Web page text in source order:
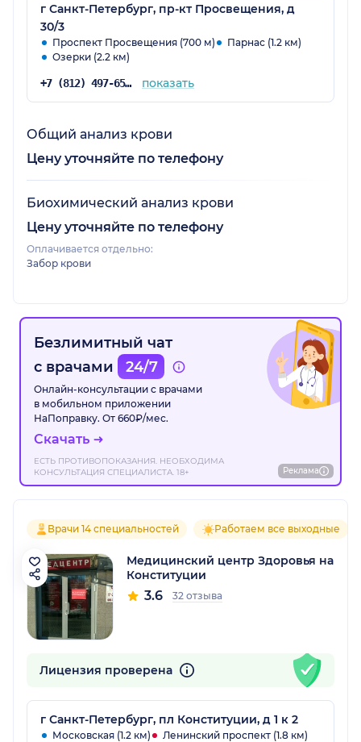
г Санкт-Петербург, пр-кт Просвещения, д
30/3
Проспект Просвещения (700 м)
Парнас (1.2 км)
Озерки (2.2 км)
+7 (812) 497-65-51 показать
Общий анализ крови
Цену уточняйте по телефону
Биохимический анализ крови
Цену уточняйте по телефону
Оплачивается отдельно:
Забор крови
Безлимитный чат
с врачами
24/7
Онлайн-консультации с врачами
в мобильном приложении
НаПоправку. От 660₽/мес.
Скачать
ЕСТЬ ПРОТИВОПОКАЗАНИЯ. НЕОБХОДИМА
КОНСУЛЬТАЦИЯ СПЕЦИАЛИСТА. 18+
Реклама
Врачи 14 специальностей Работаем все выходные
Медицинский центр Здоровья на
Конституции
3.6 32 отзыва
Лицензия проверена
г Санкт-Петербург, пл Конституции, д 1 к 2
Московская (1.2 км)
Ленинский проспект (1.8 км)